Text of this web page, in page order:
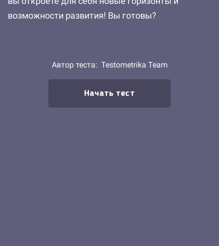
возможности развития! Вы готовы?
Автор теста: Testometrika Team
Начать тест